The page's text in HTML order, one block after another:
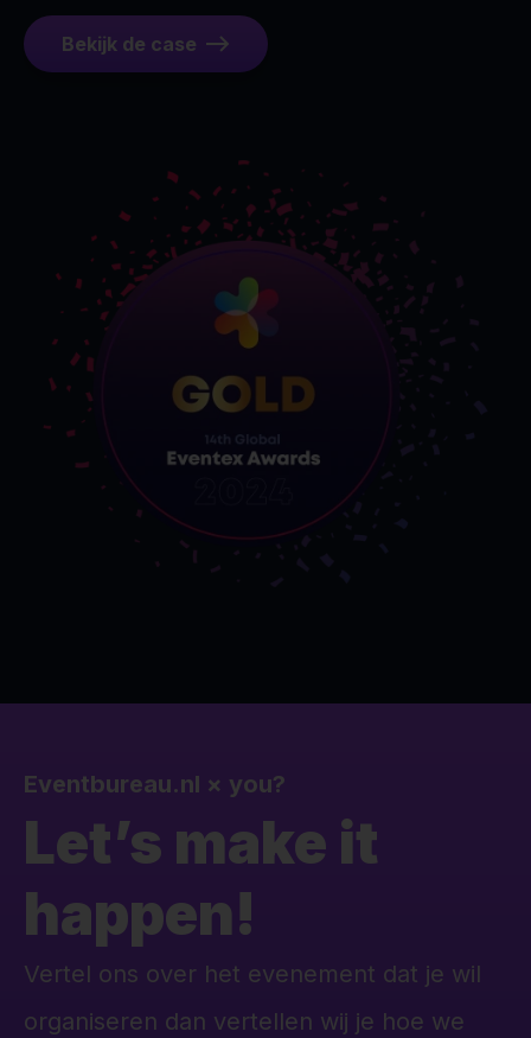
Bekijk de case
Eventbureau.nl × you?
Let’s make it
happen!
Vertel ons over het evenement dat je wil
organiseren dan vertellen wij je hoe we